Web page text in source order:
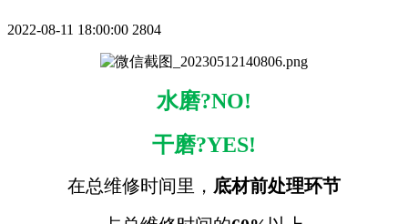
2022-08-11 18:00:00 2804
水磨?NO!
干磨?YES!
在总维修时间里， 底材前处理环节